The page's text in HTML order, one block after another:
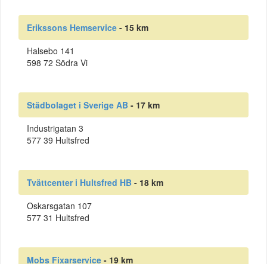
Erikssons Hemservice - 15 km
Halsebo 141
598 72 Södra Vi
Städbolaget i Sverige AB - 17 km
Industrigatan 3
577 39 Hultsfred
Tvättcenter i Hultsfred HB - 18 km
Oskarsgatan 107
577 31 Hultsfred
Mobs Fixarservice - 19 km